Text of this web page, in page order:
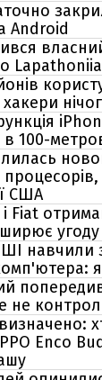
Android
хакери
в 100-
США
і Fiat
навчили
не
Enco